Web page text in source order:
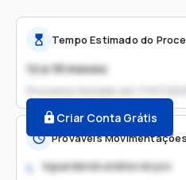
Tempo Estimado do
12 a 18 meses
Processo iniciado em
Criar Conta Grátis
Prováveis
1. Aguardando análise do juiz